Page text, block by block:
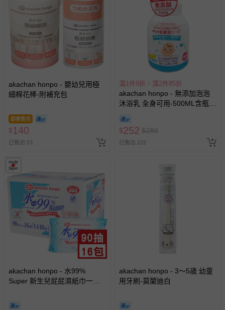
akachan honpo - 嬰幼兒用極
細棉花棒-附補充包
即將售完
$140
已售出 53
滿1件9折，滿2件85折
akachan honpo - 無添加泡泡
沐浴乳 全身可用-500ML含瓶-
$252 $280
已售出 222
akachan honpo - 水99%
Super 新生兒屁屁濕紙巾一般
akachan honpo - 3～5歳 幼童
用牙刷-莫蘭迪白